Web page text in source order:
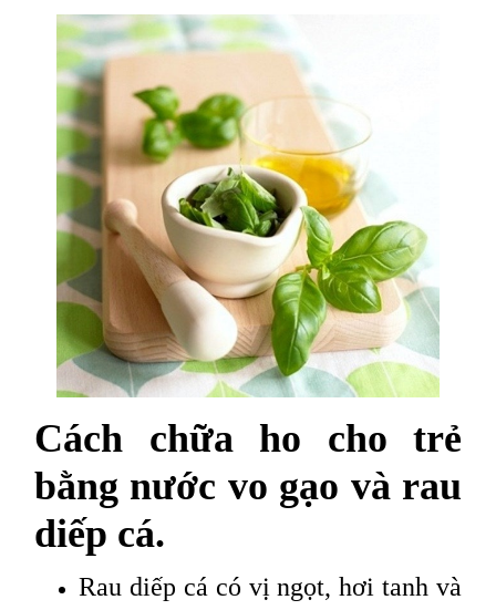
Cách chữa ho cho trẻ
bằng nước vo gạo và rau
diếp cá.
Rau diếp cá có vị ngọt, hơi tanh và